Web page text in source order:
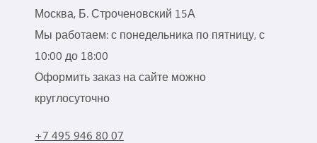
Москва, Б. Строченовский 15А
Мы работаем: с понедельника по пятницу, с
10:00 до 18:00
Оформить заказ на сайте можно
круглосуточно
+7 495 946 80 07